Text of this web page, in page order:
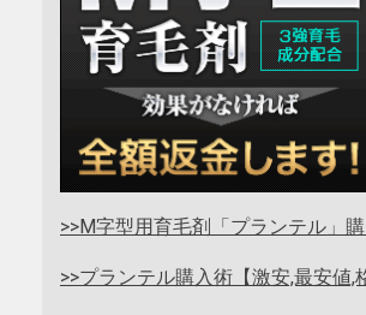
>>M字型用育毛剤「プランテル」
>>プランテル購入術【激安,最安値,